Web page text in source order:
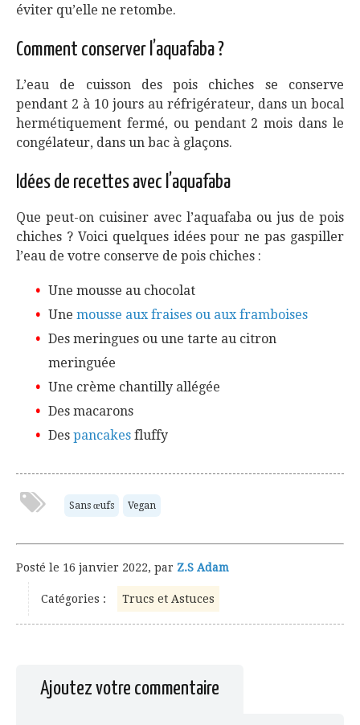
éviter qu’elle ne retombe.
Comment conserver l’aquafaba ?
L’eau de cuisson des pois chiches se conserve
pendant 2 à 10 jours au réfrigérateur, dans un bocal
hermétiquement fermé, ou pendant 2 mois dans le
congélateur, dans un bac à glaçons.
Idées de recettes avec l’aquafaba
Que peut-on cuisiner avec l’aquafaba ou jus de pois
chiches ? Voici quelques idées pour ne pas gaspiller
l’eau de votre conserve de pois chiches :
Une mousse au chocolat
Une mousse aux fraises ou aux framboises
Des meringues ou une tarte au citron
meringuée
Une crème chantilly allégée
Des macarons
Des pancakes fluffy
Sans œufs Vegan
Posté le 16 janvier 2022, par Z.S Adam
Catégories : Trucs et Astuces
Ajoutez votre commentaire